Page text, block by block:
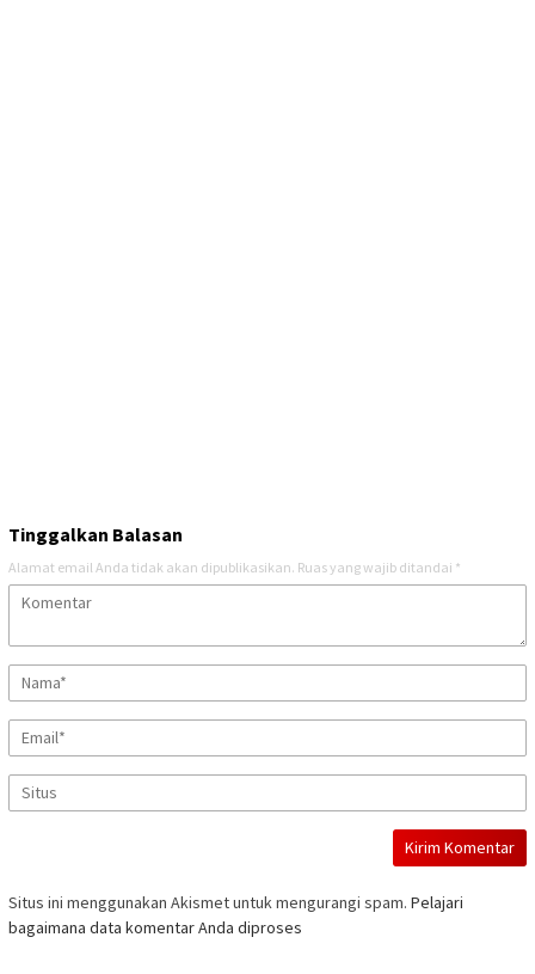
Tinggalkan Balasan
Alamat email Anda tidak akan dipublikasikan. Ruas yang wajib ditandai *
Situs ini menggunakan Akismet untuk mengurangi spam. Pelajari
bagaimana data komentar Anda diproses